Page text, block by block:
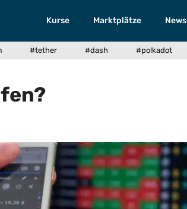
Kurse Marktplätze News
#tether #dash #polkadot